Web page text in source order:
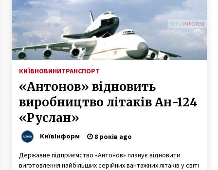
КИЇВНОВИНИТРАНСПОРТ
«Антонов» відновить
виробництво літаків Ан-124
«Руслан»
КиївІнформ 8 років ago
Державне підприємство «Антонов» планує відновити
виготовлення найбільших серійних вантажних літаків у світі